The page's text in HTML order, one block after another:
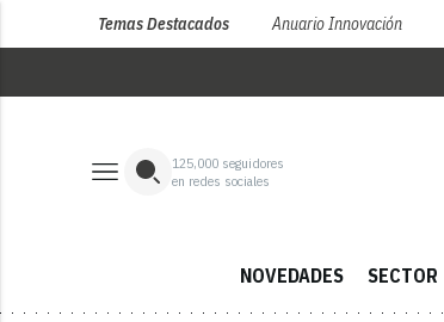
Temas Destacados Anuario Innovación
125,000 seguidores
en redes sociales
NOVEDADES SECTOR